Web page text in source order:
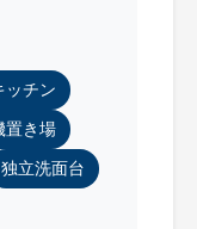
ッチン
置き場
独立洗面台